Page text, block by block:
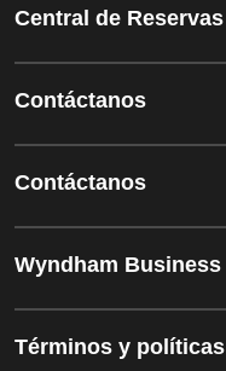
Central de Reservas
Contáctanos
Contáctanos
Wyndham Business
Términos y políticas